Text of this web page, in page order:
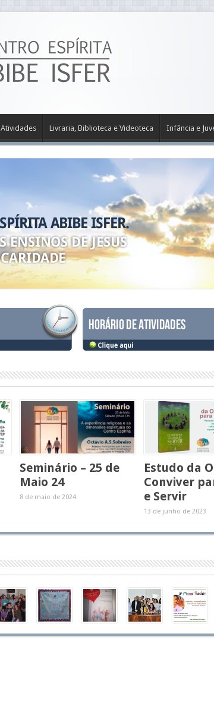
Atividades Livraria, Biblioteca e Videoteca Infância e
Seminário – 25 de
Maio 24
8 de maio de 2024
Estudo da
Conviver
e Servir
13 de junho de 2023